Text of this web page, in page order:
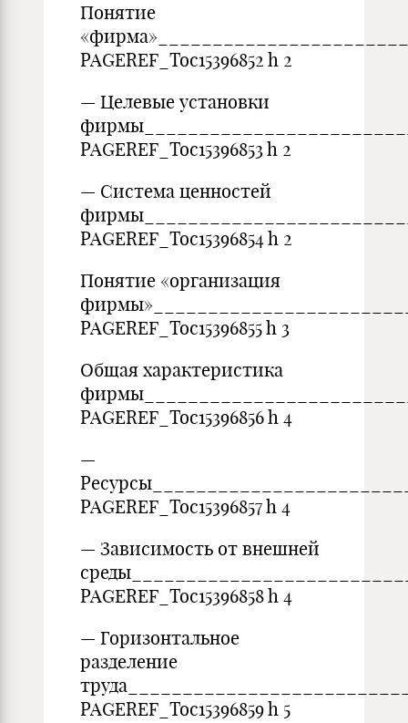
Понятие
PAGEREF_Toc15396852 h 2
— Целевые установки
PAGEREF_Toc15396853 h 2
— Система ценностей
PAGEREF_Toc15396854 h 2
Понятие «организация
PAGEREF_Toc15396855 h 3
Общая характеристика
PAGEREF_Toc15396856 h 4
—
PAGEREF_Toc15396857 h 4
— Зависимость от внешней
PAGEREF_Toc15396858 h 4
— Горизонтальное
разделение
PAGEREF_Toc15396859 h 5